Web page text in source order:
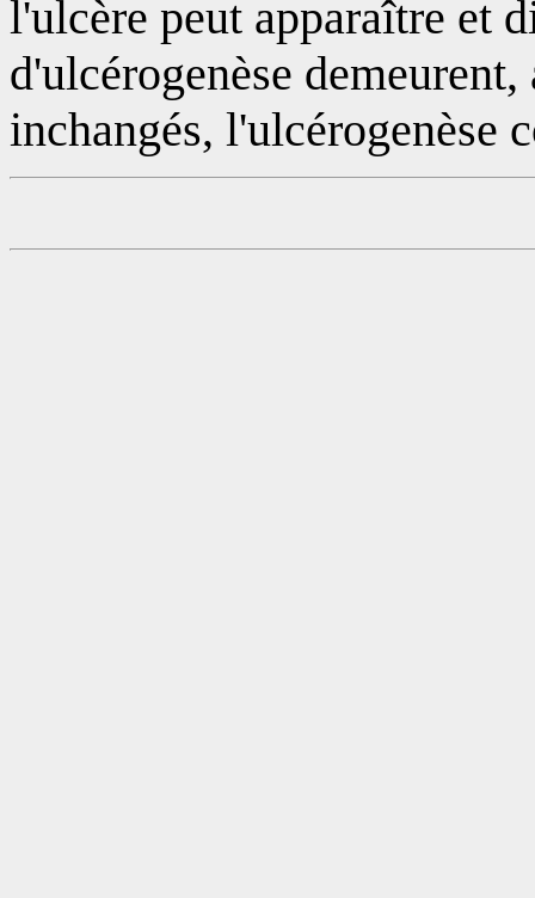
l'ulcère peut apparaître et
d'ulcérogenèse
inchangés, l'ulcérogenèse